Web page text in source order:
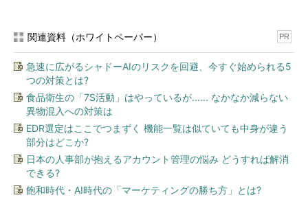
関連資料（ホワイトペーパー） PR
急速に広がるシャドーAIのリスクを回避、今すぐ始められる5
つの対策とは?
食品衛生の「7S活動」はやっているが...... なかなか減らない
異物混入への対策は
EDR選定はここでつまずく 機能一覧は似ていても中身が違う
部分はどこか?
日本の人事部が抱えるアカウント管理の悩み どうすれば解消
できる?
飽和時代・AI時代の「マーケティングの勝ち方」とは?